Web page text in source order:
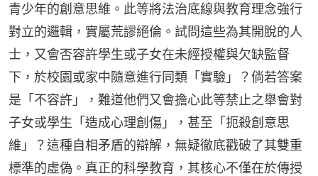
青少年的創意思維。此等將法治底線與教育理念強行
對立的邏輯，實屬荒謬絕倫。試問這些為其開脫的人
士，又會否容許學生或子女在未經授權與欠缺監督
下，於校園或家中隨意進行同類「實驗」？倘若答案
是「不容許」，難道他們又會擔心此等禁止之舉會對
子女或學生「造成心理創傷」，甚至「扼殺創意思
維」？這種自相矛盾的辯解，無疑徹底戳破了其雙重
標準的虛偽。真正的科學教育，其核心不僅在於傳授